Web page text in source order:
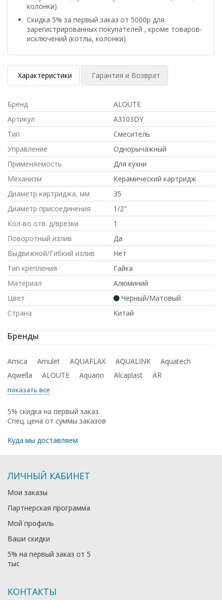
колонки)
Скидка 5% за первый заказ от 5000р для
зарегистрированных покупателей , кроме товаров-
исключений (котлы, колонки)
Характеристики Гарантия и Возврат
Бренд
ALOUTE
Артикул
A3103DY
Тип
Смеситель
Управление
Однорычажный
Применяемость
Для кухни
Механизм
Керамический картридж
Диаметр картриджа, мм
35
Диаметр присоединения
1/2"
Кол-во отв. д/врезки
1
Поворотный излив
Да
Выдвижной/Гибкий излив
Нет
Тип крепления
Гайка
Материал
Алюминий
Цвет
Черный/Матовый
Страна
Китай
Бренды
Amica Amulet AQUAFLAX AQUALINK
Aquatech
Aqwella
ALOUTE Aquario Alcaplast AR
показать все
5% скидка на первый заказ.
Спец. цена от суммы заказов
Куда мы доставляем
ЛИЧНЫЙ КАБИНЕТ
Мои заказы
Партнерская программа
Мой профиль
Ваши скидки
5% на первый заказ от 5
тыс
КОНТАКТЫ